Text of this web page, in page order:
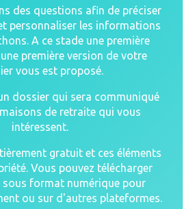
des questions afin de préciser
personnaliser les informations
A ce stade une première
première version de votre
vous est proposé.
dossier qui sera communiqué
de retraite qui vous
intéressent.
gratuit et ces éléments
Vous pouvez télécharger
format numérique pour
ou sur d'autres plateformes.